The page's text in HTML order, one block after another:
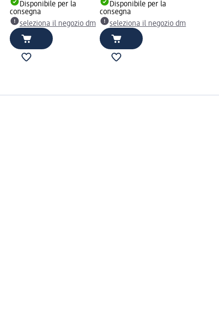
Disponibile per la
consegna
seleziona il negozio dm
Disponibile per la
consegna
seleziona il negozio dm